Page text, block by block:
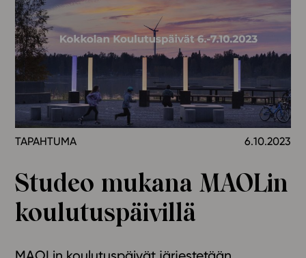
Huoltaja
Kokeilutarjous
Ainstain
Alakoulu
Yläkoulu
Lukio
Ominaisuudet
Tapahtumakalenteri
Webinaari­tallenteet
Suosittelut
TAPAHTUMA 6.10.2023
Studeo mukana MAOLin
koulutuspäivillä